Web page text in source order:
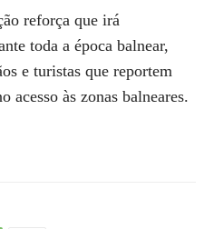
reforça que irá
toda a época balnear,
e turistas que reportem
acesso às zonas balneares.